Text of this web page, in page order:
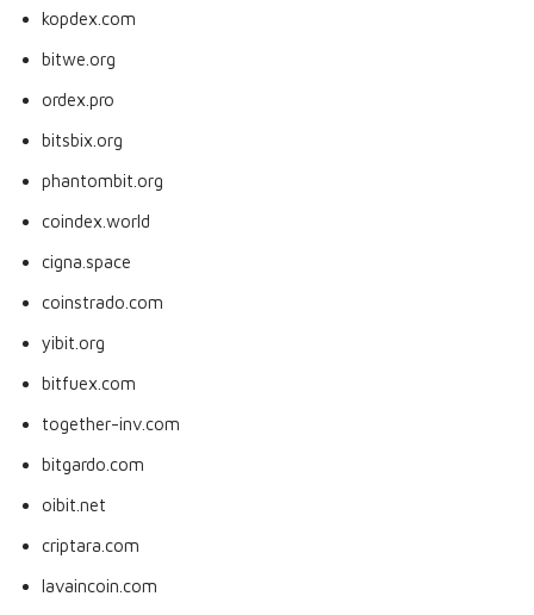
kopdex.com
bitwe.org
ordex.pro
bitsbix.org
phantombit.org
coindex.world
cigna.space
coinstrado.com
yibit.org
bitfuex.com
together-inv.com
bitgardo.com
oibit.net
criptara.com
lavaincoin.com